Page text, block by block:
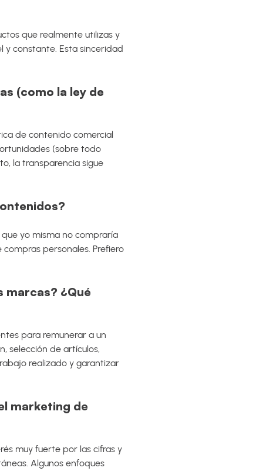
que realmente utilizas y
y constante. Esta sinceridad
(como la ley de
de contenido comercial
(sobre todo
la transparencia sigue
yo misma no compraría
personales. Prefiero
marcas? ¿Qué
para remunerar a un
selección de artículos,
realizado y garantizar
marketing de
muy fuerte por las cifras y
Algunos enfoques